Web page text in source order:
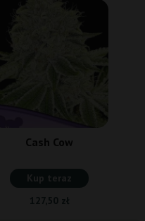
Cash Cow
Kup teraz
127,50 zł